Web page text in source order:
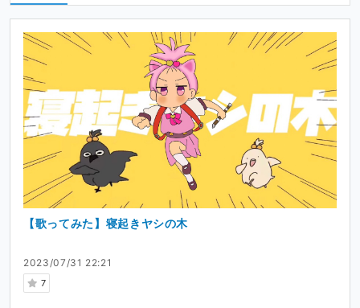
2023/07/31 22:21
7
【歌ってみた】寝起きヤシの木